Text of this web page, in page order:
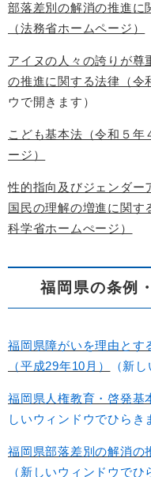
部落差別の解消の推進に
（法務省ホームページ）
アイヌの人々の誇りが尊
の推進に関する法律（令
ウで開きます）
こども基本法（令和５
ージ）
性的指向及びジェンダー
国民の理解の増進に関す
科学省ホームぺージ）
福岡県の条例
福岡県障がいを理由とす
（平成29年10月）
（新
福岡県人権教育・啓発基
しいウィンドウでひらき
福岡県部落差別の解消の
（新しいウィンドウでひ